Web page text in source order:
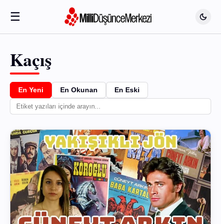
☰
Kaçış
En Yeni En Okunan En Eski